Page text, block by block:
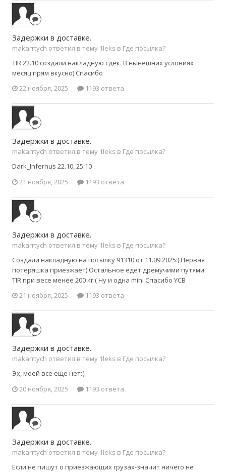
Задержки в доставке.
makarrtych ответил в тему 1leks в Где посылка?
TIR 22.10 создали накладную сдек. В нынешних условиях
месяц прям вкусно) Спасибо
22 ноября, 2025
1193 ответа
Задержки в доставке.
makarrtych ответил в тему 1leks в Где посылка?
Dark_Infernus 22.10, 25.10
21 ноября, 2025
1193 ответа
Задержки в доставке.
makarrtych ответил в тему 1leks в Где посылка?
Создали накладную на посылку 91310 от 11.09.2025:) Первая
потеряшка приезжает) Остальное едет дремучими путями
TIR при весе менее 200 кг:( Ну и одна mini Спасибо YCB
21 ноября, 2025
1193 ответа
Задержки в доставке.
makarrtych ответил в тему 1leks в Где посылка?
Эх, моей все еще нет:(
20 ноября, 2025
1193 ответа
Задержки в доставке.
makarrtych ответил в тему 1leks в Где посылка?
Если не пишут о приезжающих грузах-значит ничего не